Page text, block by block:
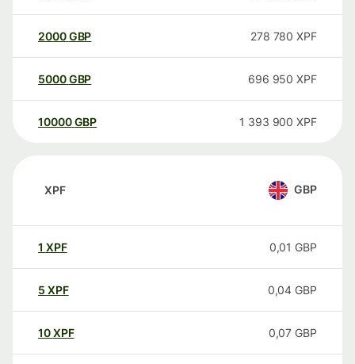
2000GBP 278 780 XPF
5000GBP 696 950 XPF
10000 GBP 1 393 900 XPF
XPF GBP
1 XPF 0,01 GBP
5 XPF 0,04 GBP
10XPF 0,07 GBP